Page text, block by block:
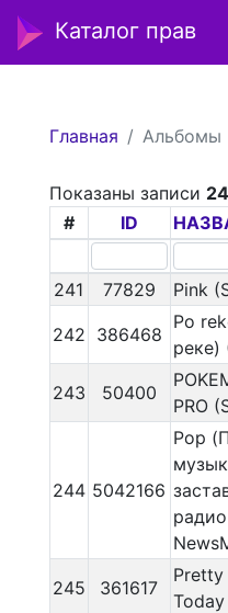
Каталог прав
Главная Альбомы
Показаны записи
#
ID
241 77829 Pink
242 386468
Po
реке)
243 50400
PRO
244 5042166
Pop
радио
245 361617
Pretty